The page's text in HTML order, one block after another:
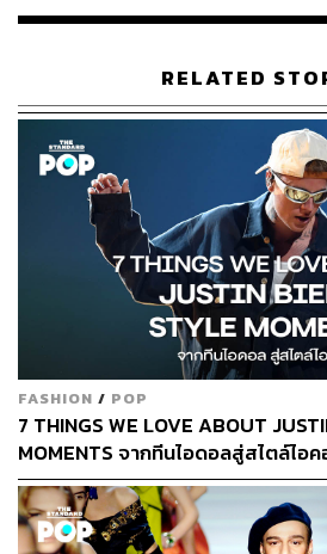
TAGS: Kendall Jenner Givenchy
ABOUT THE
พิมพ์ คำภีร์
นักเขียนกองบรร
THE STANDARD
RELATED
FASHION / POP
7 THINGS WE LOVE ABOUT
MOMENTS จากทีนไอดอลสู่สไตล์ไอ